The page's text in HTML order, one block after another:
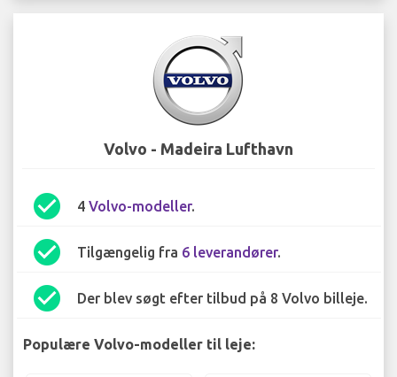
Volvo - Madeira Lufthavn
check_circle 4 Volvo-modeller.
check_circle Tilgængelig fra 6 leverandører.
check_circle Der blev søgt efter tilbud på 8 Volvo billeje.
Populære Volvo-modeller til leje: